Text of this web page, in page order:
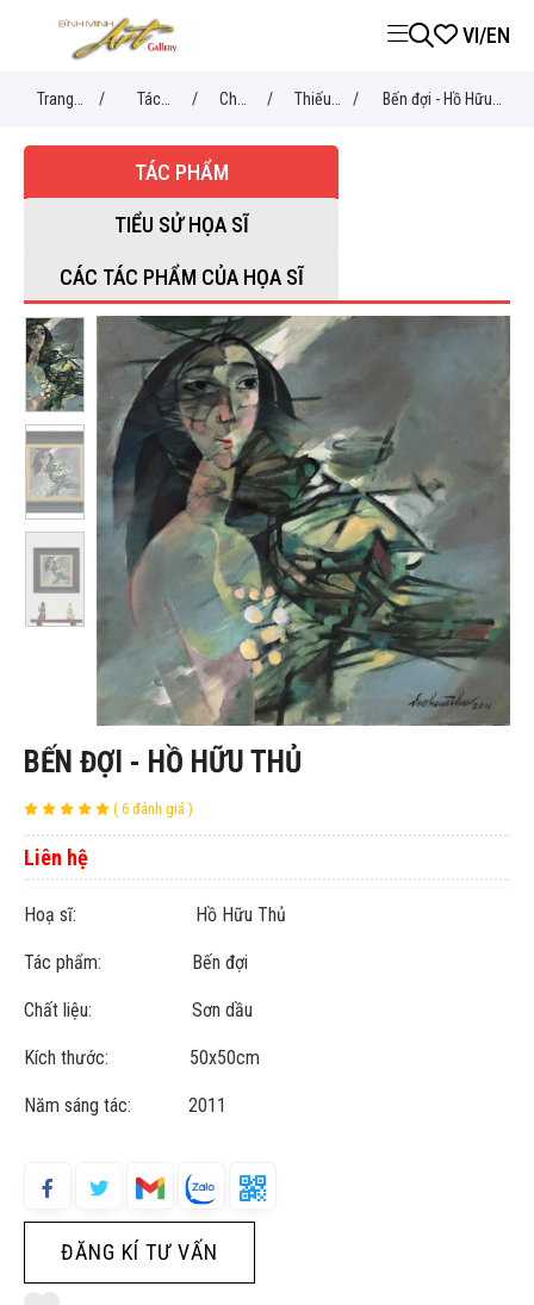
VI/EN
Trang
chủ
/ Tác
phẩm
/ Chủ
đề
/ Thiếu
nữ
/ Bến đợi - Hồ Hữu
TÁC PHẨM
TIỂU SỬ HỌA SĨ
CÁC TÁC PHẨM CỦA HỌA SĨ
BẾN ĐỢI - HỒ HỮU THỦ
( 6 đánh giá )
Liên hệ
Hoạ sĩ: Hồ Hữu Thủ
Tác phẩm: Bến đợi
Chất liệu: Sơn dầu
Kích thước: 50x50cm
Năm sáng tác: 2011
ĐĂNG KÍ TƯ VẤN